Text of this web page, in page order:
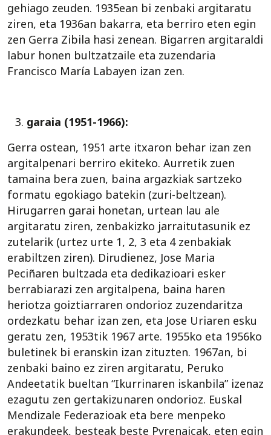
gehiago zeuden. 1935ean bi zenbaki argitaratu
ziren, eta 1936an bakarra, eta berriro eten egin
zen Gerra Zibila hasi zenean. Bigarren argitaraldi
labur honen bultzatzaile eta zuzendaria
Francisco María Labayen izan zen.
garaia (1951-1966):
Gerra ostean, 1951 arte itxaron behar izan zen
argitalpenari berriro ekiteko. Aurretik zuen
tamaina bera zuen, baina argazkiak sartzeko
formatu egokiago batekin (zuri-beltzean).
Hirugarren garai honetan, urtean lau ale
argitaratu ziren, zenbakizko jarraitutasunik ez
zutelarik (urtez urte 1, 2, 3 eta 4 zenbakiak
erabiltzen ziren). Dirudienez, Jose Maria
Peciñaren bultzada eta dedikazioari esker
berrabiarazi zen argitalpena, baina haren
heriotza goiztiarraren ondorioz zuzendaritza
ordezkatu behar izan zen, eta Jose Uriaren esku
geratu zen, 1953tik 1967 arte. 1955ko eta 1956ko
buletinek bi eranskin izan zituzten. 1967an, bi
zenbaki baino ez ziren argitaratu, Peruko
Andeetatik bueltan “Ikurrinaren iskanbila” izenaz
ezagutu zen gertakizunaren ondorioz. Euskal
Mendizale Federazioak eta bere menpeko
erakundeek, besteak beste Pyrenaicak, eten egin